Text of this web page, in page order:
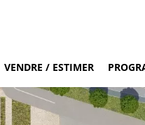
VENDRE / ESTIMER